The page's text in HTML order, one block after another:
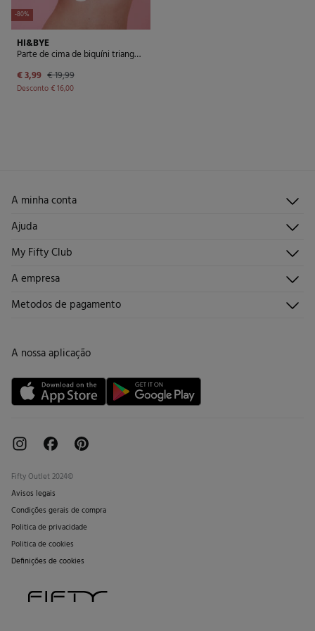
-80%
HI&BYE
Parte de cima de biquíni triangular cortina estampado
€ 3,99 € 19,99
Desconto€ 16,00
A minha conta
Iniciar sessão
Registar-me
Direções de envio
Torne-se sócio
Ajuda
Atendimento ao cliente
Envie-nos um e-mail
Perguntas frequentes
Promoções vigentes
Cartão de Devolução
Cartão Presente online
Livro de Reclamações online
My Fifty Club
Descúbrelo
Junta-te
A empresa
Quem somos?
Trabalha connosco
Metodos de pagamento
A nossa aplicação
Fifty Outlet 2024©
Avisos legais
Condições gerais de compra
Politica de privacidade
Politica de cookies
Definições de cookies